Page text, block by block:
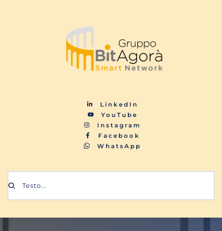
LinkedIn
YouTube
Instagram
Facebook
WhatsApp
Testo...